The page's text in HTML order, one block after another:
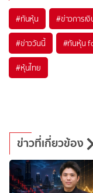
#ทันหุ้น #ข่าวการเ
#ข่าววันนี้ #ทันหุ้น
#หุ้นไทย
ข่าวที่เกี่ยวข้อง